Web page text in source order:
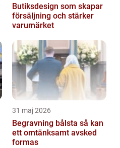
Butiksdesign som skapar
försäljning och stärker
varumärket
31 maj 2026
Begravning bålsta så kan
ett omtänksamt avsked
formas